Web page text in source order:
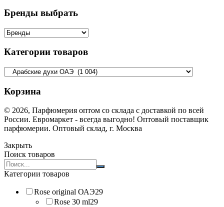
Бренды выбрать
Категории товаров
Корзина
© 2026, Парфюмерия оптом со склада с доставкой по всей
России. Евромаркет - всегда выгодно! Оптовый поставщик
парфюмерии. Оптовый склад, г. Москва
Закрыть
Поиск товаров
Search
products:
Категории товаров
Rose original ОАЭ29
Rose 30 ml29